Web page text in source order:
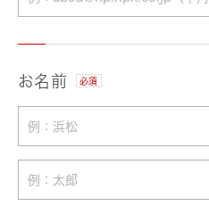
お名前 必須